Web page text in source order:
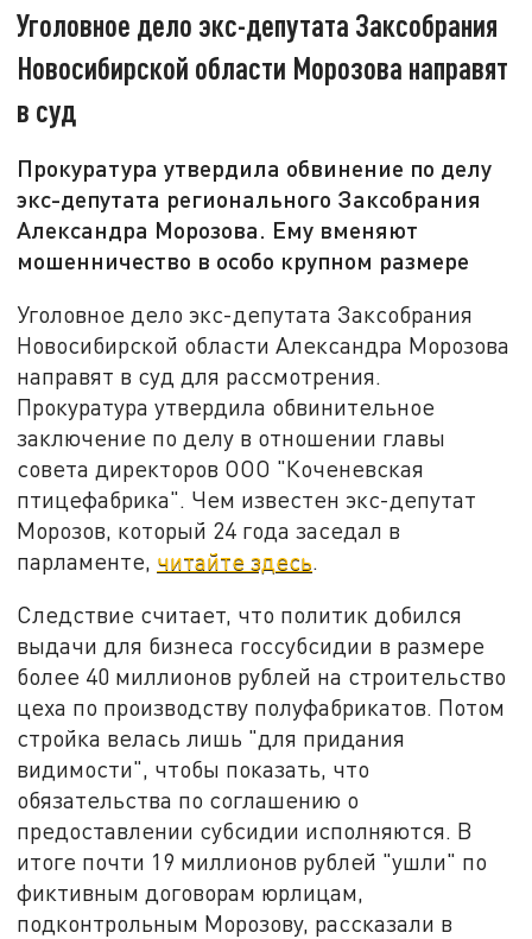
Уголовное дело экс-депутата Заксобрания
Новосибирской области Морозова направят
в суд
Прокуратура утвердила обвинение по делу
экс-депутата регионального Заксобрания
Александра Морозова. Ему вменяют
мошенничество в особо крупном размере
Уголовное дело экс-депутата Заксобрания
Новосибирской области Александра Морозова
направят в суд для рассмотрения.
Прокуратура утвердила обвинительное
заключение по делу в отношении главы
совета директоров ООО "Коченевская
птицефабрика". Чем известен экс-депутат
Морозов, который 24 года заседал в
парламенте, читайте здесь.
Следствие считает, что политик добился
выдачи для бизнеса госсубсидии в размере
более 40 миллионов рублей на строительство
цеха по производству полуфабрикатов. Потом
стройка велась лишь "для придания
видимости", чтобы показать, что
обязательства по соглашению о
предоставлении субсидии исполняются. В
итоге почти 19 миллионов рублей "ушли" по
фиктивным договорам юрлицам,
подконтрольным Морозову, рассказали в